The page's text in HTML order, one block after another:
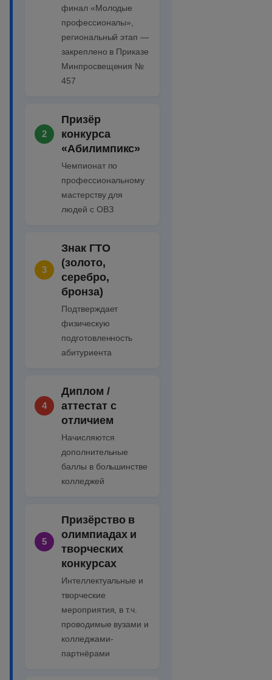
финал «Молодые
профессионалы»,
региональный этап —
закреплено в Приказе
Минпросвещения №
457
2
Призёр
конкурса
«Абилимпикс»
Чемпионат по
профессиональному
мастерству для
людей с ОВЗ
3
Знак ГТО
(золото,
серебро,
бронза)
Подтверждает
физическую
подготовленность
абитуриента
4
Диплом /
аттестат с
отличием
Начисляются
дополнительные
баллы в большинстве
колледжей
5
Призёрство в
олимпиадах и
творческих
конкурсах
Интеллектуальные и
творческие
мероприятия, в т.ч.
проводимые вузами и
колледжами-
партнёрами